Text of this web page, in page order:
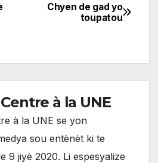
Chyen de gad yo
toupatou
Centre à la UNE
à la UNE se yon
sou entènèt ki te
9 jiyè 2020. Li espesyalize